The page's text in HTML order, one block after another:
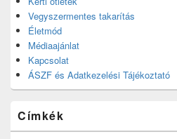
Vegyszermentes takarítás
Életmód
Médiaajánlat
Kapcsolat
ÁSZF és Adatkezelési Tájékoztató
Címkék